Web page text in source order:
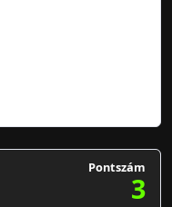
Pontszám
3